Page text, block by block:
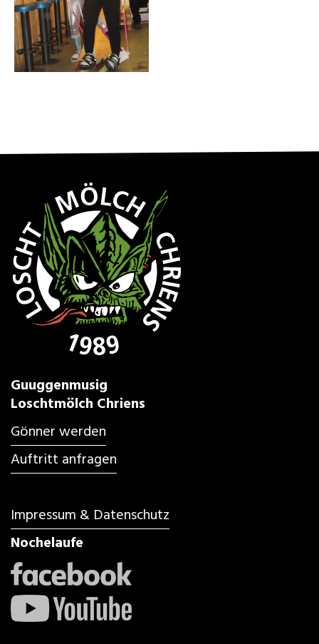
Guuggenmusig
Loschtmölch Chriens
Gönner werden
Auftritt anfragen
Impressum & Datenschutz
Nochelaufe